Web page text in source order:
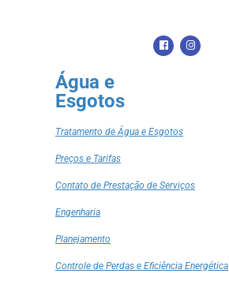
Água e
Esgotos
Tratamento de Água e Esgotos
Preços e Tarifas
Contato de Prestação de Serviços
Engenharia
Planejamento
Controle de Perdas e Eficiência Energética